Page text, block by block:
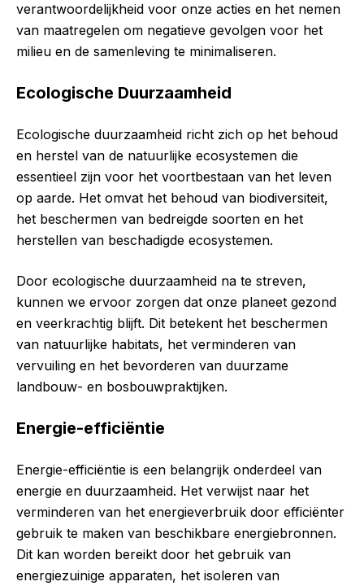
verantwoordelijkheid voor onze acties en het nemen
van maatregelen om negatieve gevolgen voor het
milieu en de samenleving te minimaliseren.
Ecologische Duurzaamheid
Ecologische duurzaamheid richt zich op het behoud
en herstel van de natuurlijke ecosystemen die
essentieel zijn voor het voortbestaan van het leven
op aarde. Het omvat het behoud van biodiversiteit,
het beschermen van bedreigde soorten en het
herstellen van beschadigde ecosystemen.
Door ecologische duurzaamheid na te streven,
kunnen we ervoor zorgen dat onze planeet gezond
en veerkrachtig blijft. Dit betekent het beschermen
van natuurlijke habitats, het verminderen van
vervuiling en het bevorderen van duurzame
landbouw- en bosbouwpraktijken.
Energie-efficiëntie
Energie-efficiëntie is een belangrijk onderdeel van
energie en duurzaamheid. Het verwijst naar het
verminderen van het energieverbruik door efficiënter
gebruik te maken van beschikbare energiebronnen.
Dit kan worden bereikt door het gebruik van
energiezuinige apparaten, het isoleren van